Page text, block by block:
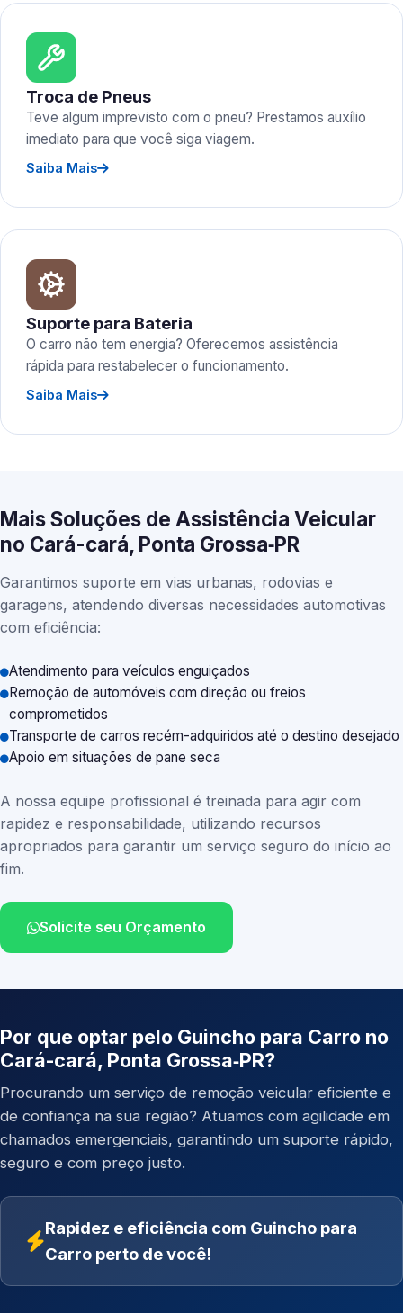
Troca de Pneus
Teve algum imprevisto com o pneu? Prestamos auxílio
imediato para que você siga viagem.
Saiba Mais
Suporte para Bateria
O carro não tem energia? Oferecemos assistência
rápida para restabelecer o funcionamento.
Saiba Mais
Mais Soluções de Assistência Veicular
no Cará-cará, Ponta Grossa‑PR
Garantimos suporte em vias urbanas, rodovias e
garagens, atendendo diversas necessidades automotivas
com eficiência:
Atendimento para veículos enguiçados
Remoção de automóveis com direção ou freios
comprometidos
Transporte de carros recém-adquiridos até o destino desejado
Apoio em situações de pane seca
A nossa equipe profissional é treinada para agir com
rapidez e responsabilidade, utilizando recursos
apropriados para garantir um serviço seguro do início ao
fim.
Solicite seu Orçamento
Por que optar pelo Guincho para Carro no
Cará-cará, Ponta Grossa‑PR?
Procurando um serviço de remoção veicular eficiente e
de confiança na sua região? Atuamos com agilidade em
chamados emergenciais, garantindo um suporte rápido,
seguro e com preço justo.
Rapidez e eficiência com Guincho para
Carro perto de você!